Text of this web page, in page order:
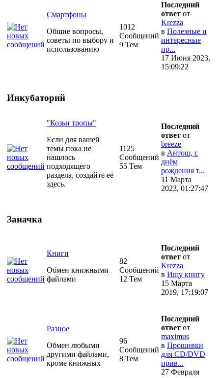
Смартфоны
Общие вопросы,
советы по выбору и
использованию
1012
Сообщений
9 Тем
Последний
ответ от
Krezza
в Полезные и
интересные
пр...
17 Июня 2023,
15:09:22
Инкубаторий
"Козьи тропы"
Если для вашей
темы пока не
нашлось
подходящего
раздела, создайте её
здесь.
1125
Сообщений
55 Тем
Последний
ответ от
breeze
в Антош, с
днём
рождения т...
11 Марта
2023, 01:27:47
Заначка
Книги
Обмен книжными
файлами
82
Сообщений
12 Тем
Последний
ответ от
Krezza
в Ищу книгу
15 Марта
2019, 17:19:07
Разное
Обмен любыми
другими файлами,
кроме книжных
96
Сообщений
8 Тем
Последний
ответ от
maximus
в Прошивки
для CD/DVD
прив...
27 Февраля